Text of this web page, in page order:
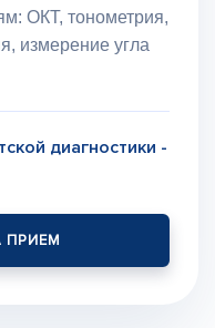
ОКТ, тонометрия,
измерение угла
диагностики -
ПРИЕМ